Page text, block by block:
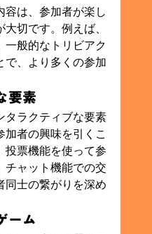
容は、参加者が楽し
切です。例えば、
一般的なトリビアク
で、より多くの参加
要素
タラクティブな要素
加者の興味を引くこ
投票機能を使って参
チャット機能での交
同士の繋がりを深め
ーム